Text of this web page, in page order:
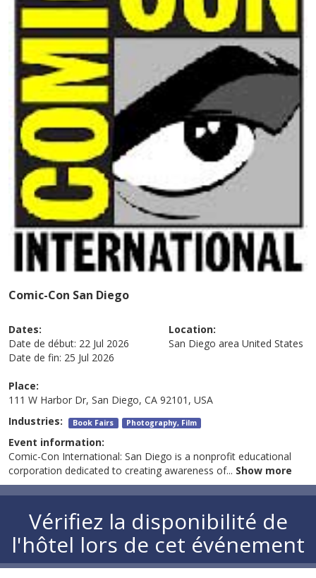
Comic-Con San Diego
Dates:
Date de début: 22 Jul 2026
Date de fin: 25 Jul 2026
Location:
San Diego area United States
Place:
111 W Harbor Dr, San Diego, CA 92101, USA
Industries: Book Fairs Photography, Film
Event information:
Comic-Con International: San Diego is a nonprofit educational
corporation dedicated to creating awareness of... Show more
Vérifiez la disponibilité de
l'hôtel lors de cet événement